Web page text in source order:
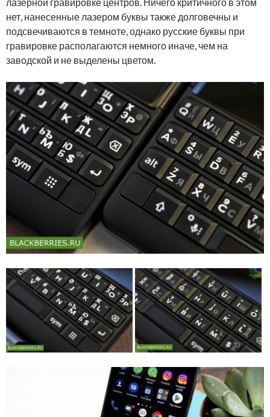
нет, нанесенные лазером буквы также долговечны и
подсвечиваются в темноте, однако русские буквы при
гравировке располагаются немного иначе, чем на
заводской и не выделены цветом.